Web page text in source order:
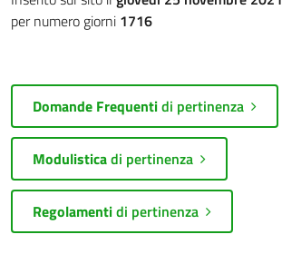
per numero giorni 1716
Domande Frequentidi pertinenza
Modulisticadi pertinenza
Regolamentidi pertinenza